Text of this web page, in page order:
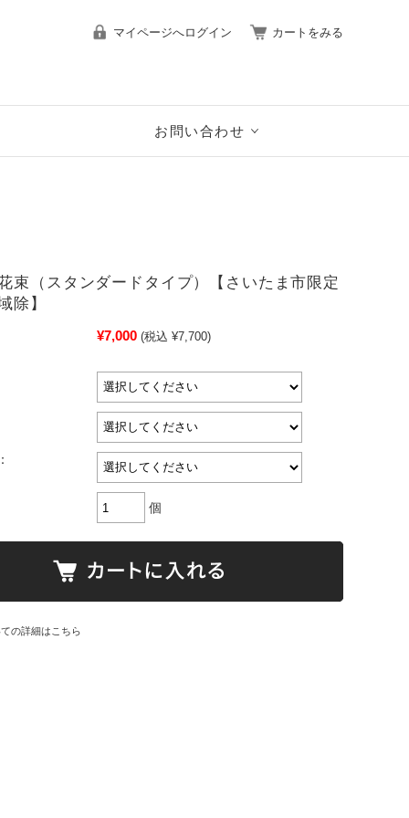
マイページへログイン カートをみる
お問い合わせ
束（スタンダードタイプ）【さいたま市限定
除】
¥7,000 (税込 ¥7,700)
個
の詳細はこちら